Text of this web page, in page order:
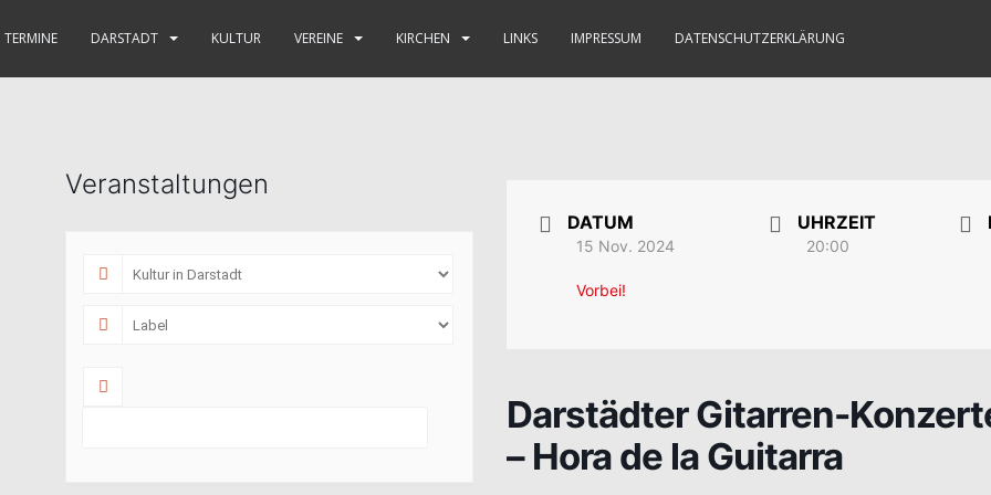
TERMINE DARSTADT KULTUR VEREINE KIRCHEN LINKS IMPRESSUM DATENSCHUTZERKLÄRUNG
Veranstaltungen
DATUM
15 Nov. 2024
Vorbei!
UHRZEIT
20:00
Darstädter Gitarren-
– Hora de la Guitarra